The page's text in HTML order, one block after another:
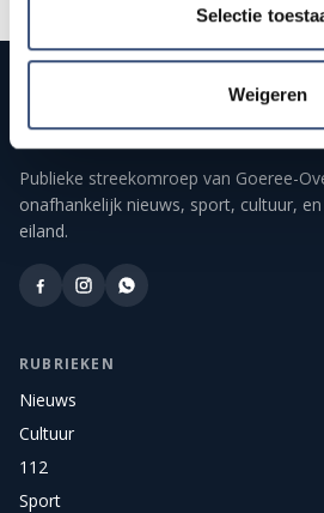
Selectie
Weigeren
Publieke streekomroep van Goeree-
onafhankelijk nieuws, sport, cultuur,
eiland.
RUBRIEKEN
Nieuws
Cultuur
112
Sport